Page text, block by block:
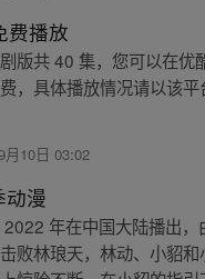
费播放
版共 40 集，您可以在优
，具体播放情况请以该
月10日 03:02
动漫
年在中国大陆播出，
败林琅天，林动、小貂